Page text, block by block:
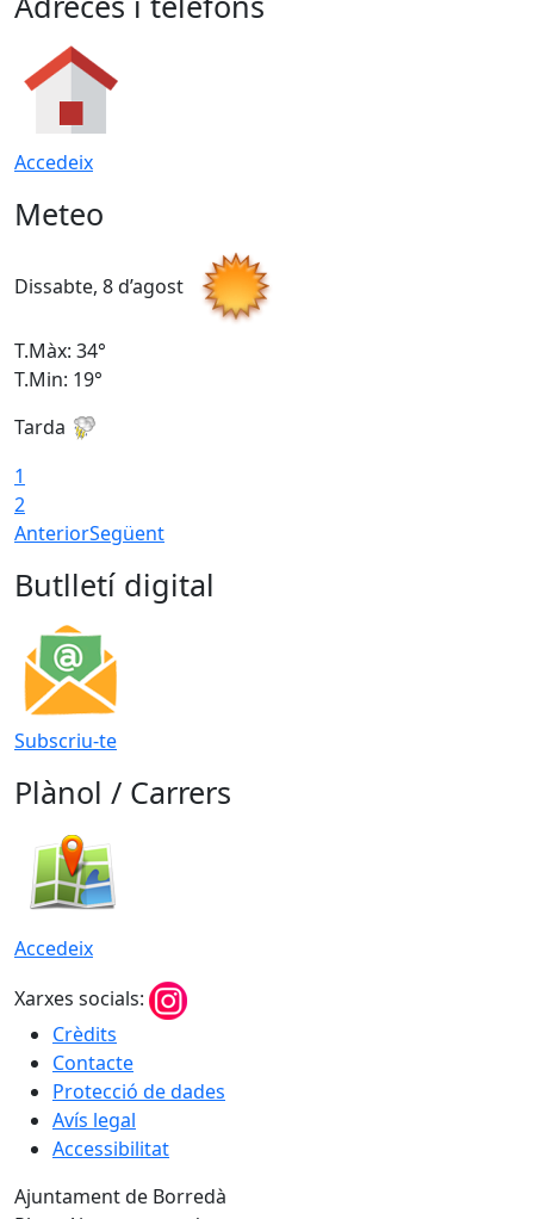
Accedeix
Meteo
Dissabte, 8 d’agost
T.Màx: 34°
T.Min: 19°
Tarda
1
2
AnteriorSegüent
Butlletí digital
Subscriu-te
Plànol / Carrers
Accedeix
Xarxes socials:
Crèdits
Contacte
Protecció de dades
Avís legal
Accessibilitat
Ajuntament de Borredà